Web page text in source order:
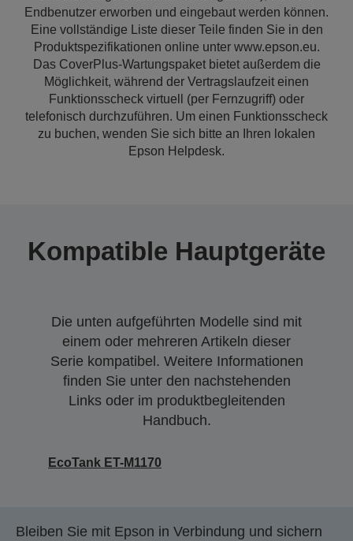
Endbenutzer erworben und eingebaut werden können.
Eine vollständige Liste dieser Teile finden Sie in den
Produktspezifikationen online unter www.epson.eu.
Das CoverPlus-Wartungspaket bietet außerdem die
Möglichkeit, während der Vertragslaufzeit einen
Funktionsscheck virtuell (per Fernzugriff) oder
telefonisch durchzuführen. Um einen Funktionsscheck
zu buchen, wenden Sie sich bitte an Ihren lokalen
Epson Helpdesk.
Kompatible Hauptgeräte
Die unten aufgeführten Modelle sind mit
einem oder mehreren Artikeln dieser
Serie kompatibel. Weitere Informationen
finden Sie unter den nachstehenden
Links oder im produktbegleitenden
Handbuch.
EcoTank ET-M1170
Bleiben Sie mit Epson in Verbindung und sichern